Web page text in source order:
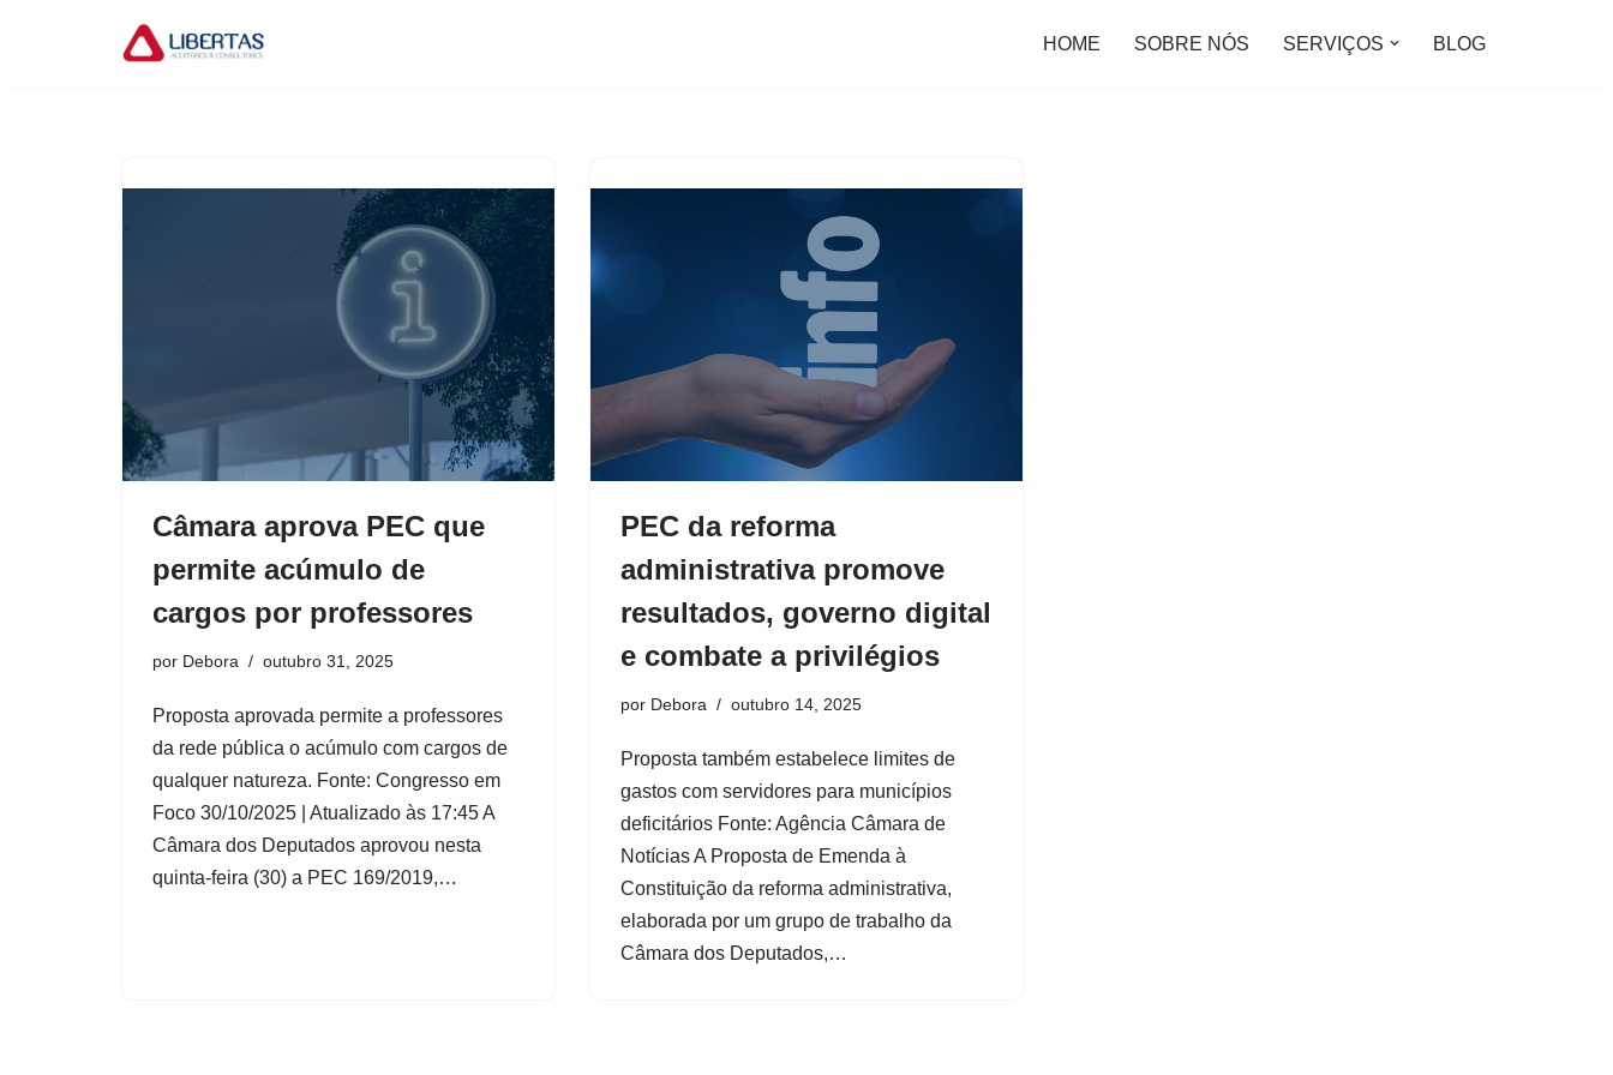
HOME SOBRE NÓS SERVIÇOS BLOG
Câmara aprova PEC que
permite acúmulo de
cargos por professores
por Debora outubro 31, 2025
Proposta aprovada permite a professores
da rede pública o acúmulo com cargos de
qualquer natureza. Fonte: Congresso em
Foco 30/10/2025 | Atualizado às 17:45 A
Câmara dos Deputados aprovou nesta
quinta-feira (30) a PEC 169/2019,…
PEC da reforma
administrativa promove
resultados, governo digital
e combate a privilégios
por Debora outubro 14, 2025
Proposta também estabelece limites de
gastos com servidores para municípios
deficitários Fonte: Agência Câmara de
Notícias A Proposta de Emenda à
Constituição da reforma administrativa,
elaborada por um grupo de trabalho da
Câmara dos Deputados,…